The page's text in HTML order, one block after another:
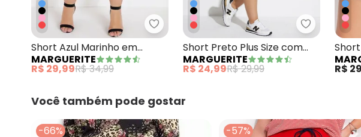
Marguerite - Short Azul Marinho em Malha
Short Azul Marinho em
Malha
MARGUERITE
R$ 29,99R$ 34,99
Marguerite
Short Preto Plus Size com
Bolsos Decorativos
MARGUERITE
R$ 24,99R$ 29,99 R$
Você também pode gostar
-66% -57%